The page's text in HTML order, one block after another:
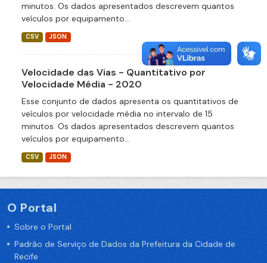
minutos. Os dados apresentados descrevem quantos
veículos por equipamento...
CSV JSON
Velocidade das Vias - Quantitativo por
Velocidade Média - 2020
Esse conjunto de dados apresenta os quantitativos de
veículos por velocidade média no intervalo de 15
minutos. Os dados apresentados descrevem quantos
veículos por equipamento...
CSV JSON
O Portal
Sobre o Portal
Padrão de Serviço de Dados da Prefeitura da Cidade de
Recife